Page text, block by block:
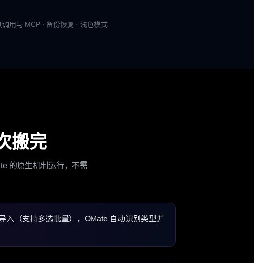
用与 MCP · 备份恢复 · 浅色模式
搬完
的原生机制运行，不需
（支持多选批量），OMate 自动识别类型并